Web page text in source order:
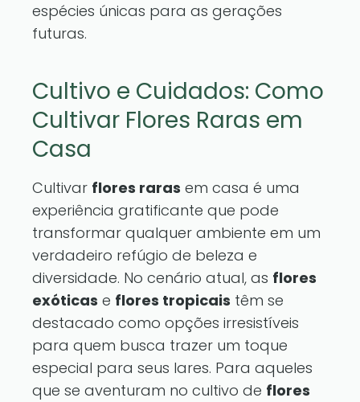
espécies únicas para as gerações
futuras.
Cultivo e Cuidados: Como
Cultivar Flores Raras em
Casa
Cultivar flores raras em casa é uma
experiência gratificante que pode
transformar qualquer ambiente em um
verdadeiro refúgio de beleza e
diversidade. No cenário atual, as flores
exóticas e flores tropicais têm se
destacado como opções irresistíveis
para quem busca trazer um toque
especial para seus lares. Para aqueles
que se aventuram no cultivo de flores